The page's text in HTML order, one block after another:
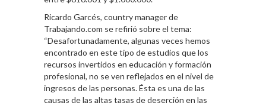
Ricardo Garcés, country manager de
Trabajando.com se refirió sobre el tema:
“Desafortunadamente, algunas veces hemos
encontrado en este tipo de estudios que los
recursos invertidos en educación y formación
profesional, no se ven reflejados en el nivel de
ingresos de las personas. Ésta es una de las
causas de las altas tasas de deserción en las